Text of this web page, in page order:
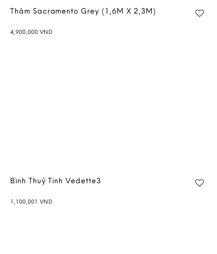
Thảm Sacramento Grey (1,6M X 2,3M)
4,900,000 VND
Bình Thuỷ Tinh Vedette3
1,100,001 VND